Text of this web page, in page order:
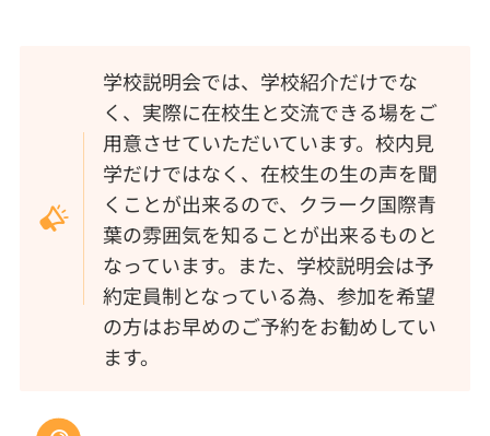
学校説明会では、学校紹介だけでな
く、実際に在校生と交流できる場をご
用意させていただいています。校内見
学だけではなく、在校生の生の声を聞
くことが出来るので、クラーク国際青
葉の雰囲気を知ることが出来るものと
なっています。また、学校説明会は予
約定員制となっている為、参加を希望
の方はお早めのご予約をお勧めしてい
ます。